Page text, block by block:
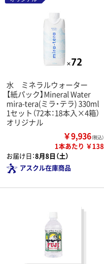
水 ミネラルウォーター
【紙パック】Mineral Water
mira-tera(ミラ・テラ) 330ml
1セット（72本：18本入×4箱）
オリジナル
￥9,936（税込）
1本あたり ￥138
お届け日：8月8日（土）
アスクル在庫商品